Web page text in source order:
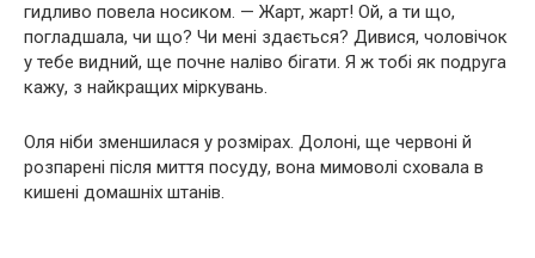
гидливо повела носиком. — Жарт, жарт! Ой, а ти що,
погладшала, чи що? Чи мені здається? Дивися, чоловічок
у тебе видний, ще почне наліво бігати. Я ж тобі як подруга
кажу, з найкращих міркувань.
Оля ніби зменшилася у розмірах. Долоні, ще червоні й
розпарені після миття посуду, вона мимоволі сховала в
кишені домашніх штанів.